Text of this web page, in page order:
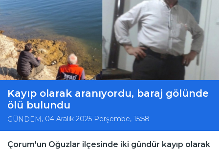
Kayıp olarak aranıyordu, baraj gölünde
ölü bulundu
GÜNDEM, 04 Aralık 2025 Perşembe, 15:58
Çorum'un Oğuzlar ilçesinde iki gündür kayıp olarak